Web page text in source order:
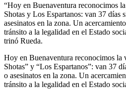
“Hoy en Buenaventura reconocimos
Shotas y Los Espartanos: van 37 días
asesinatos en la zona. Un
tránsito a la legalidad en el Estado
trinó Rueda.
Hoy en Buenaventura reconocimos la
Shotas” y “Los Espartanos”: van 37
o asesinatos en la zona. Un
tránsito a la legalidad en el Estado